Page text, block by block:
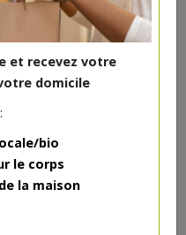
et recevez votre
domicile
bio
le corps
la maison
...